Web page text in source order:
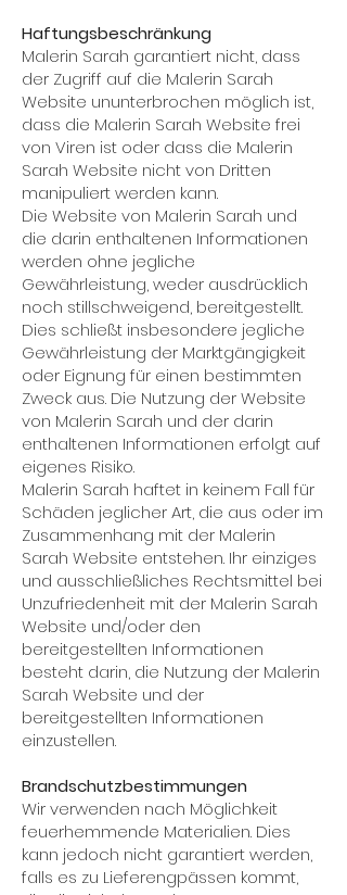
Haftungsbeschränkung
Malerin Sarah garantiert nicht, dass
der Zugriff auf die Malerin Sarah
Website ununterbrochen möglich ist,
dass die Malerin Sarah Website frei
von Viren ist oder dass die Malerin
Sarah Website nicht von Dritten
manipuliert werden kann.
Die Website von Malerin Sarah und
die darin enthaltenen Informationen
werden ohne jegliche
Gewährleistung, weder ausdrücklich
noch stillschweigend, bereitgestellt.
Dies schließt insbesondere jegliche
Gewährleistung der Marktgängigkeit
oder Eignung für einen bestimmten
Zweck aus. Die Nutzung der Website
von Malerin Sarah und der darin
enthaltenen Informationen erfolgt auf
eigenes Risiko.
Malerin Sarah haftet in keinem Fall für
Schäden jeglicher Art, die aus oder im
Zusammenhang mit der Malerin
Sarah Website entstehen. Ihr einziges
und ausschließliches Rechtsmittel bei
Unzufriedenheit mit der Malerin Sarah
Website und/oder den
bereitgestellten Informationen
besteht darin, die Nutzung der Malerin
Sarah Website und der
bereitgestellten Informationen
einzustellen.
Brandschutzbestimmungen
Wir verwenden nach Möglichkeit
feuerhemmende Materialien. Dies
kann jedoch nicht garantiert werden,
falls es zu Lieferengpässen kommt,